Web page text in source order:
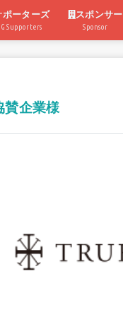
ーターズ
Supporters
スポンサー
Sponsor
賛企業様